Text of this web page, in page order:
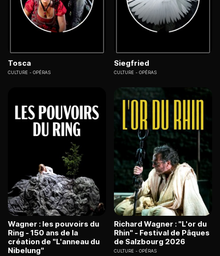
Tosca
CULTURE OPÉRAS
Siegfried
CULTURE OPÉRAS
Wagner : les pouvoirs du
Ring - 150 ans de la
création de "L'anneau du
Nibelung"
Richard Wagner : "L'or du
Rhin" - Festival de Pâques
de Salzbourg 2026
CULTURE OPÉRAS